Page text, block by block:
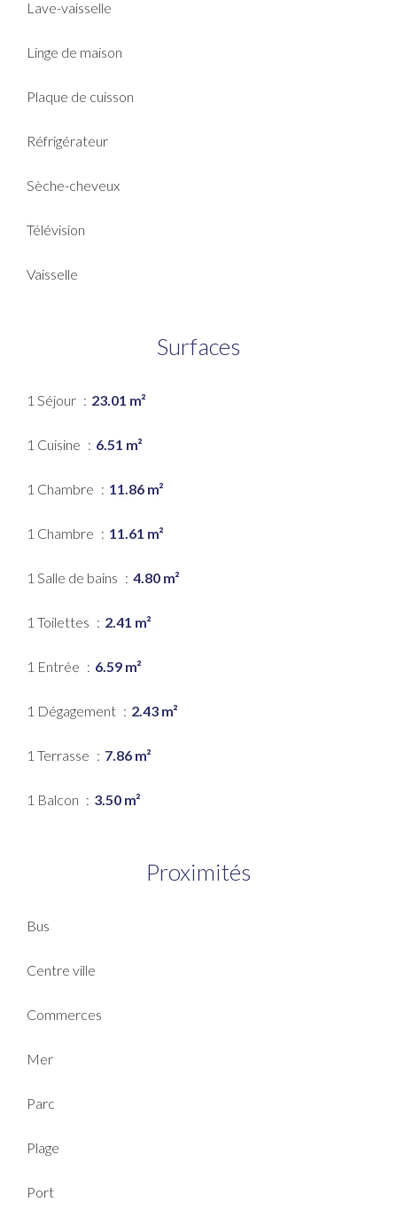
Lave-vaisselle
Linge de maison
Plaque de cuisson
Réfrigérateur
Sèche-cheveux
Télévision
Vaisselle
Surfaces
1 Séjour 23.01 m²
1 Cuisine 6.51 m²
1 Chambre 11.86 m²
1 Chambre 11.61 m²
1 Salle de bains 4.80 m²
1 Toilettes 2.41 m²
1 Entrée 6.59 m²
1 Dégagement 2.43 m²
1 Terrasse 7.86 m²
1 Balcon 3.50 m²
Proximités
Bus
Centre ville
Commerces
Mer
Parc
Plage
Port